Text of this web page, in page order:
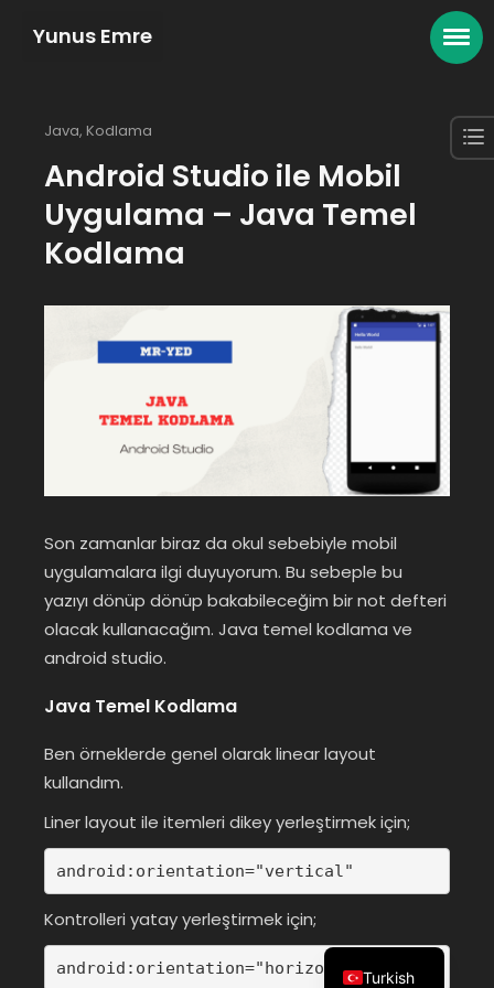
Yunus Emre
Java, Kodlama
Android Studio ile Mobil
Uygulama – Java Temel
Kodlama
Son zamanlar biraz da okul sebebiyle mobil
uygulamalara ilgi duyuyorum. Bu sebeple bu
yazıyı dönüp dönüp bakabileceğim bir not defteri
olacak kullanacağım. Java temel kodlama ve
android studio.
Java Temel Kodlama
Ben örneklerde genel olarak linear layout
kullandım.
Liner layout ile itemleri dikey yerleştirmek için;
android:orientation="vertical"
Kontrolleri yatay yerleştirmek için;
android:orientation="horizontal"Turkish